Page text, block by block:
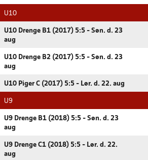
U10
U10 Drenge B1 (2017) 5:5 - Søn. d. 23
aug
U10 Drenge B2 (2017) 5:5 - Søn. d. 23
aug
U10 Piger C (2017) 5:5 - Lør. d. 22. aug
U9
U9 Drenge B1 (2018) 5:5 - Søn. d. 23
aug
U9 Drenge C1 (2018) 5:5 - Lør. d. 22.
aug